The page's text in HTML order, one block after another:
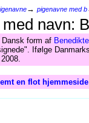
→ pigenavne med b
Dansk form af Benedikte
Ifølge
en flot